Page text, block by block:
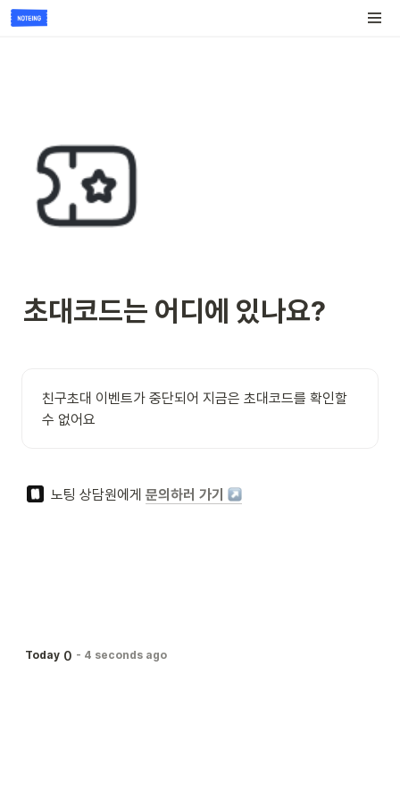
초대코드는 어디에 있나요?
친구초대 이벤트가 중단되어 지금은 초대코드를 확인할
수 없어요
  노팅 상담원에게
문의하러 가기
Today 0 - 4 seconds ago